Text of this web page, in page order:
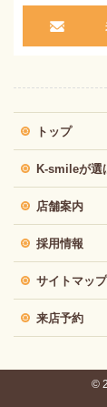
トップ
K-smileが選
店舗案内
採用情報
サイトマップ
来店予約
©